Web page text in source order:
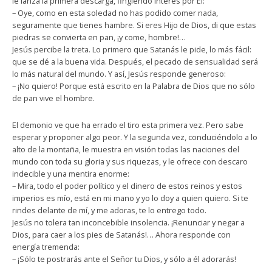
– Oye, como en esta soledad no has podido comer nada,
seguramente que tienes hambre. Si eres Hijo de Dios, di que estas
piedras se convierta en pan, ¡y come, hombre!…
Jesús percibe la treta. Lo primero que Satanás le pide, lo más fácil:
que se dé a la buena vida. Después, el pecado de sensualidad será
lo más natural del mundo. Y así, Jesús responde generoso:
– ¡No quiero! Porque está escrito en la Palabra de Dios que no sólo
de pan vive el hombre.
El demonio ve que ha errado el tiro esta primera vez. Pero sabe
esperar y proponer algo peor. Y la segunda vez, conduciéndolo a lo
alto de la montaña, le muestra en visión todas las naciones del
mundo con toda su gloria y sus riquezas, y le ofrece con descaro
indecible y una mentira enorme:
– Mira, todo el poder político y el dinero de estos reinos y estos
imperios es mío, está en mi mano y yo lo doy a quien quiero. Si te
rindes delante de mí, y me adoras, te lo entrego todo.
Jesús no tolera tan inconcebible insolencia. ¡Renunciar y negar a
Dios, para caer a los pies de Satanás!… Ahora responde con
energía tremenda:
– ¡Sólo te postrarás ante el Señor tu Dios, y sólo a él adorarás!